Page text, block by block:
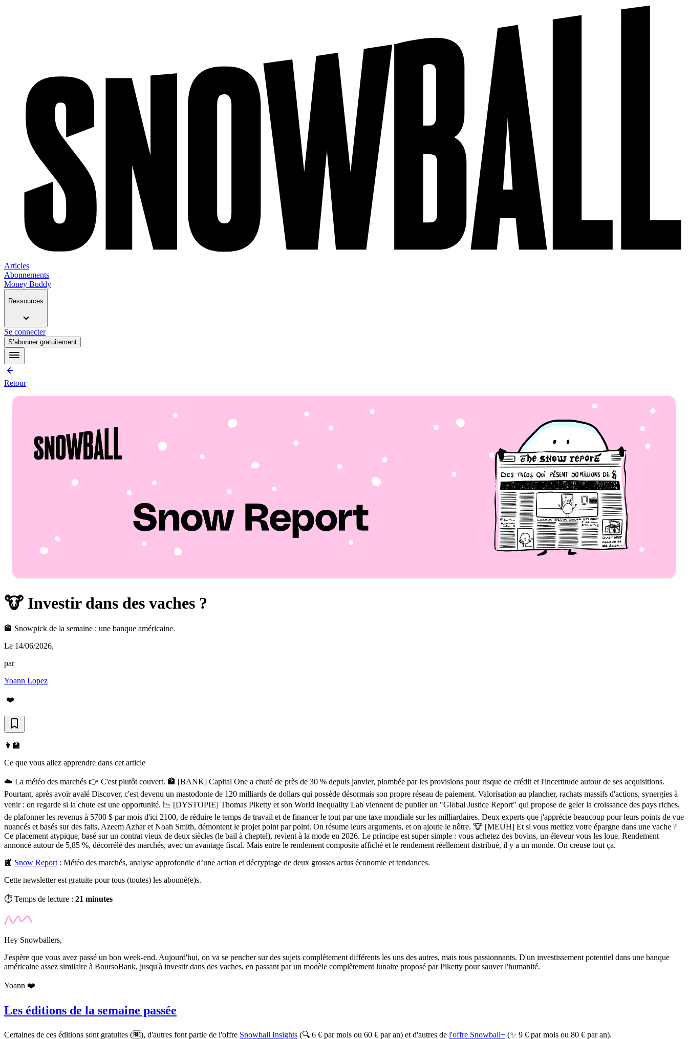
Articles
Abonnements
Money Buddy
Ressources
Se connecter
S’abonner gratuitement
Retour
🐮 Investir dans des vaches ?
🏦 Snowpick de la semaine : une banque américaine.
Le 14/06/2026,
par
Yoann Lopez
❤️
👩‍🏫
Ce que vous allez apprendre dans cet article
☁️ La météo des marchés 👉 C'est plutôt couvert. 🏦 [BANK] Capital One a chuté de près de 30 % depuis janvier, plombée par les provisions pour risque de crédit et l'incertitude autour de ses acquisitions.
Pourtant, après avoir avalé Discover, c'est devenu un mastodonte de 120 milliards de dollars qui possède désormais son propre réseau de paiement. Valorisation au plancher, rachats massifs d'actions, synergies à
venir : on regarde si la chute est une opportunité. 📉 [DYSTOPIE] Thomas Piketty et son World Inequality Lab viennent de publier un "Global Justice Report" qui propose de geler la croissance des pays riches,
de plafonner les revenus à 5700 $ par mois d'ici 2100, de réduire le temps de travail et de financer le tout par une taxe mondiale sur les milliardaires. Deux experts que j'apprécie beaucoup pour leurs points de vue
nuancés et basés sur des faits, Azeem Azhar et Noah Smith, démontent le projet point par point. On résume leurs arguments, et on ajoute le nôtre. 🐮 [MEUH] Et si vous mettiez votre épargne dans une vache ?
Ce placement atypique, basé sur un contrat vieux de deux siècles (le bail à cheptel), revient à la mode en 2026. Le principe est super simple : vous achetez des bovins, un éleveur vous les loue. Rendement
annoncé autour de 5,85 %, décorrélé des marchés, avec un avantage fiscal. Mais entre le rendement composite affiché et le rendement réellement distribué, il y a un monde. On creuse tout ça.
📰 Snow Report : Météo des marchés, analyse approfondie d’une action et décryptage de deux grosses actus économie et tendances.
Cette newsletter est gratuite pour tous (toutes) les abonné(e)s.
⏱️ Temps de lecture : 21 minutes
Hey Snowballers,
J'espère que vous avez passé un bon week-end. Aujourd'hui, on va se pencher sur des sujets complètement différents les uns des autres, mais tous passionnants. D'un investissement potentiel dans une banque
américaine assez similaire à BoursoBank, jusqu'à investir dans des vaches, en passant par un modèle complètement lunaire proposé par Piketty pour sauver l'humanité.
Yoann ❤️
Les éditions de la semaine passée
Certaines de ces éditions sont gratuites (🆓), d'autres font partie de l'offre Snowball Insights (🔍 6 € par mois ou 60 € par an) et d'autres de l'offre Snowball+ (✨ 9 € par mois ou 80 € par an).